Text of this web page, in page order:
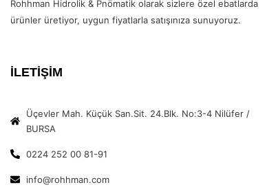
Rohhman Hidrolik & Pnömatik olarak sizlere özel ebatlarda
ürünler üretiyor, uygun fiyatlarla satışınıza sunuyoruz.
İLETİŞİM
Üçevler Mah. Küçük San.Sit. 24.Blk. No:3-4 Nilüfer /
BURSA
0224 252 00 81-91
info@rohhman.com